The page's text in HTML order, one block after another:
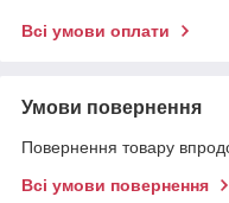
Всі умови оплати
Умови повернення
Повернення товару
Всі умови повернення